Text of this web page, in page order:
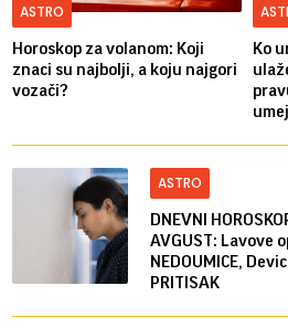
ASTRO
Horoskop za volanom: Koji
znaci su najbolji, a koju najgori
vozači?
Ko
ASTRO
DNEVNI
AVGUST: Lavove
NEDOUMICE,
PRITISAK